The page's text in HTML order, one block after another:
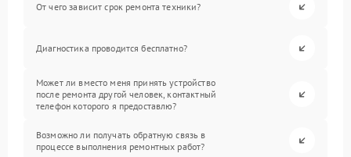
От чего зависит срок ремонта техники?
Диагностика проводится бесплатно?
Может ли вместо меня принять устройство
после ремонта другой человек, контактный
телефон которого я предоставлю?
Возможно ли получать обратную связь в
процессе выполнения ремонтных работ?